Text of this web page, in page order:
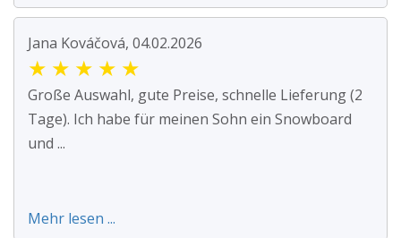
Jana Kováčová, 04.02.2026
★ ★ ★ ★ ★
Große Auswahl, gute Preise, schnelle Lieferung (2
Tage). Ich habe für meinen Sohn ein Snowboard
und ...
Mehr lesen ...